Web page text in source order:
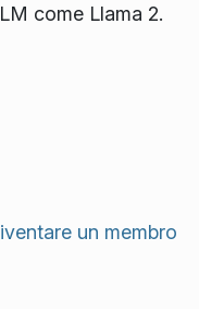
come Llama 2.
un membro